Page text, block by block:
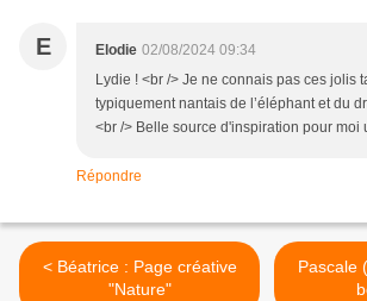
E Elodie 02/08/2024 09:34
Lydie ! <br /> Je ne connais pas ces jolis
typiquement nantais de l’éléphant et du
<br /> Belle source d'inspiration pour moi
Répondre
< Béatrice : Page créative
"Nature"
Pascale